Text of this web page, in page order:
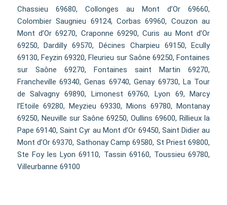
Chassieu 69680, Collonges au Mont d’Or 69660,
Colombier Saugnieu 69124, Corbas 69960, Couzon au
Mont d’Or 69270, Craponne 69290, Curis au Mont d’Or
69250, Dardilly 69570, Décines Charpieu 69150, Ecully
69130, Feyzin 69320, Fleurieu sur Saône 69250, Fontaines
sur Saône 69270, Fontaines saint Martin 69270,
Francheville 69340, Genas 69740, Genay 69730, La Tour
de Salvagny 69890, Limonest 69760, Lyon 69, Marcy
l’Etoile 69280, Meyzieu 69330, Mions 69780, Montanay
69250, Neuville sur Saône 69250, Oullins 69600, Rillieux la
Pape 69140, Saint Cyr au Mont d’Or 69450, Saint Didier au
Mont d’Or 69370, Sathonay Camp 69580, St Priest 69800,
Ste Foy les Lyon 69110, Tassin 69160, Toussieu 69780,
Villeurbanne 69100